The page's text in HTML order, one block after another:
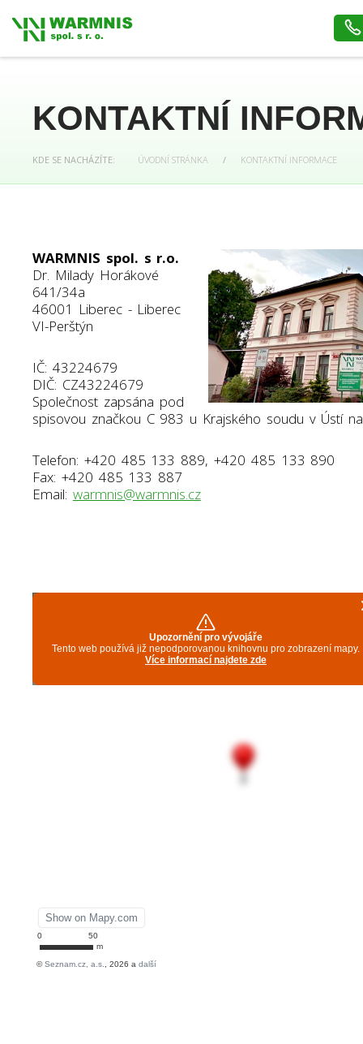
KONTAKTNÍ
KDE SE NACHÁZÍTE: ÚVODNÍ STRÁNKA / KONTAKTNÍ INFORMACE
WARMNIS spol. s r.o.
Dr. Milady Horákové
641/34a
46001 Liberec - Liberec
VI-Perštýn
IČ: 43224679
DIČ: CZ43224679
Společnost zapsána pod
spisovou značkou C 983 u Krajského soudu v Ústí
Telefon: +420 485 133 889, +420 485 133 890
Fax: +420 485 133 887
Email: warmnis@warmnis.cz